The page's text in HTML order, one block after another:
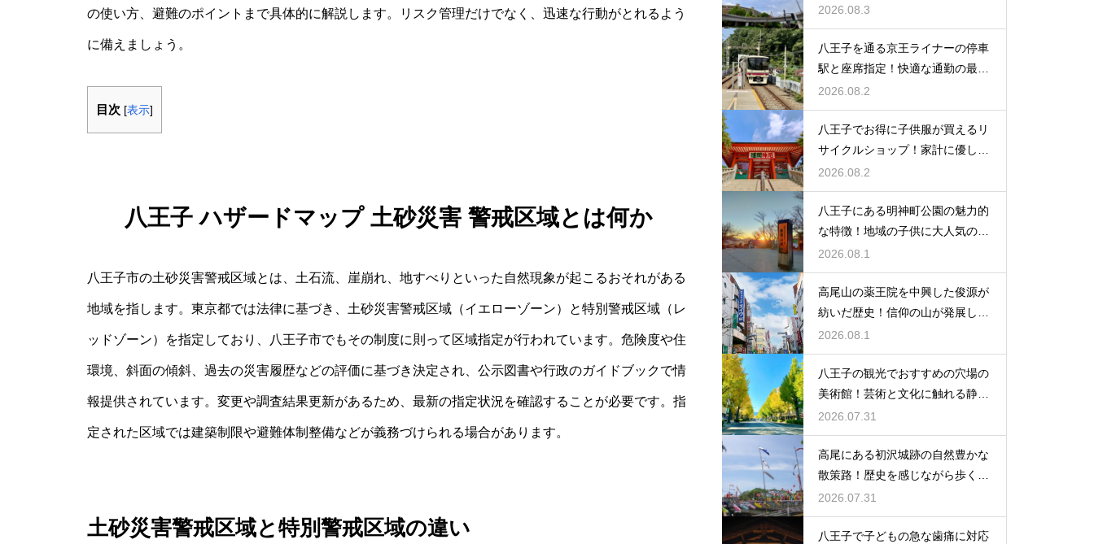
の使い方、避難のポイントまで具体的に解説します。リスク管理だけでなく、迅速な行動がとれるよう
に備えましょう。
目次 [表示]
八王子 ハザードマップ 土砂災害 警戒区域とは何か
八王子市の土砂災害警戒区域とは、土石流、崖崩れ、地すべりといった自然現象が起こるおそれがある
地域を指します。東京都では法律に基づき、土砂災害警戒区域（イエローゾーン）と特別警戒区域（レ
ッドゾーン）を指定しており、八王子市でもその制度に則って区域指定が行われています。危険度や住
環境、斜面の傾斜、過去の災害履歴などの評価に基づき決定され、公示図書や行政のガイドブックで情
報提供されています。変更や調査結果更新があるため、最新の指定状況を確認することが必要です。指
定された区域では建築制限や避難体制整備などが義務づけられる場合があります。
土砂災害警戒区域と特別警戒区域の違い
実に迫る
2026.08.3
八王子を通る京王ライナーの停車
駅と座席指定！快適な通勤の最強
の裏ワザ
2026.08.2
八王子でお得に子供服が買えるリ
サイクルショップ！家計に優しい
お店特集
2026.08.2
八王子にある明神町公園の魅力的
な特徴！地域の子供に大人気の遊
び場紹介
2026.08.1
高尾山の薬王院を中興した俊源が
紡いだ歴史！信仰の山が発展した
理由とは
2026.08.1
八王子の観光でおすすめの穴場の
美術館！芸術と文化に触れる静か
なひと時
2026.07.31
高尾にある初沢城跡の自然豊かな
散策路！歴史を感じながら歩くハ
イキング
2026.07.31
八王子で子どもの急な歯痛に対応